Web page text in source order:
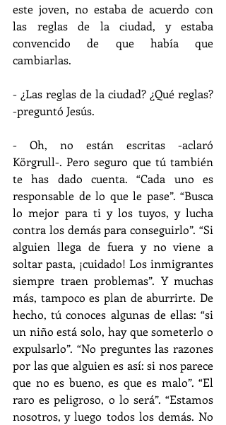
este joven, no estaba de acuerdo con
las reglas de la ciudad, y estaba
convencido de que había que
cambiarlas.
- ¿Las reglas de la ciudad? ¿Qué reglas?
-preguntó Jesús.
- Oh, no están escritas -aclaró
Körgrull-. Pero seguro que tú también
te has dado cuenta. “Cada uno es
responsable de lo que le pase”. “Busca
lo mejor para ti y los tuyos, y lucha
contra los demás para conseguirlo”. “Si
alguien llega de fuera y no viene a
soltar pasta, ¡cuidado! Los inmigrantes
siempre traen problemas”. Y muchas
más, tampoco es plan de aburrirte. De
hecho, tú conoces algunas de ellas: “si
un niño está solo, hay que someterlo o
expulsarlo”. “No preguntes las razones
por las que alguien es así: si nos parece
que no es bueno, es que es malo”. “El
raro es peligroso, o lo será”. “Estamos
nosotros, y luego todos los demás. No